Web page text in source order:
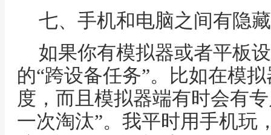
七、手机和电脑之间有隐
如果你有模拟器或者平板
的“跨设备任务”。比如在模
度，而且模拟器端有时会有
一次淘汰”。我平时用手机玩